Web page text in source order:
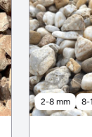
2-8 mm 8-